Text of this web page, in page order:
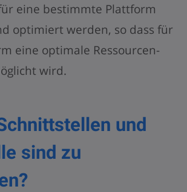
eine bestimmte Plattform
optimiert werden, so dass für
eine optimale Ressourcen-
wird.
und
sind zu